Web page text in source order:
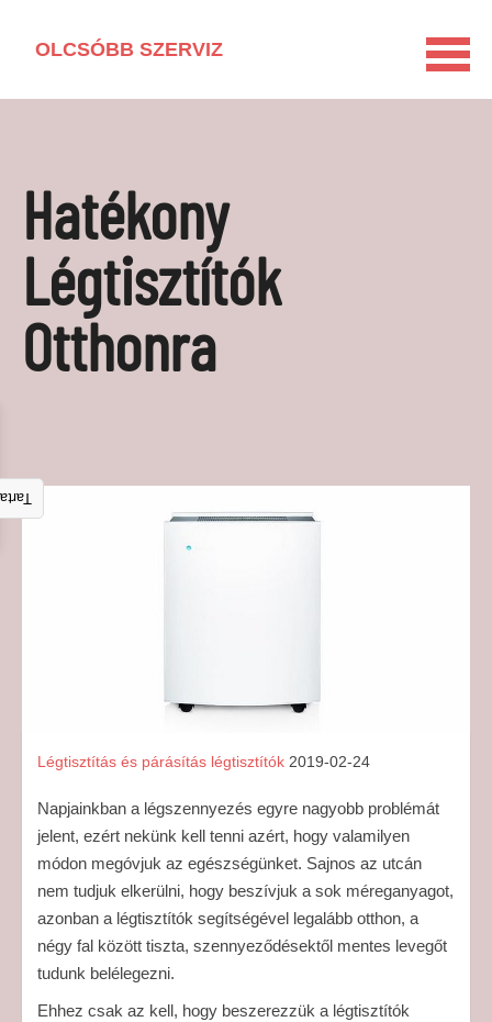
OLCSÓBB SZERVIZ
LAKÁSFELÚJÍTÁS
VEGYSZERMENTES HÁZTARTÁS
BARKÁCSOLÁS
KAPCSOLAT
Hatékony
Légtisztítók
Otthonra
Légtisztítás és párásítás légtisztítók 2019-02-24
Napjainkban a légszennyezés egyre nagyobb problémát
jelent, ezért nekünk kell tenni azért, hogy valamilyen
módon megóvjuk az egészségünket. Sajnos az utcán
nem tudjuk elkerülni, hogy beszívjuk a sok méreganyagot,
azonban a légtisztítók segítségével legalább otthon, a
négy fal között tiszta, szennyeződésektől mentes levegőt
tudunk belélegezni.
Ehhez csak az kell, hogy beszerezzük a légtisztítók